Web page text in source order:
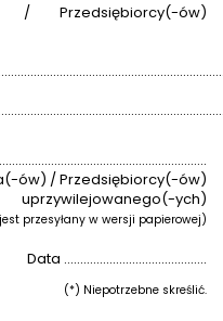
Przedsiębiorcy(-ów)
ów) / Przedsiębiorcy(-ów)
uprzywilejowanego(-ych)
przesyłany w wersji papierowej)
Data ............................................
(*) Niepotrzebne skreślić.